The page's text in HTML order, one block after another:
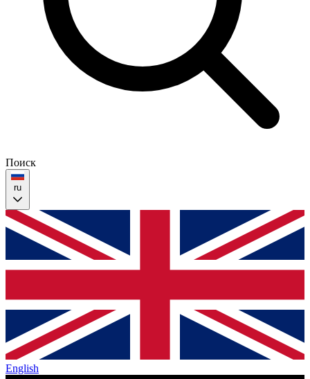
Поиск
ru
English